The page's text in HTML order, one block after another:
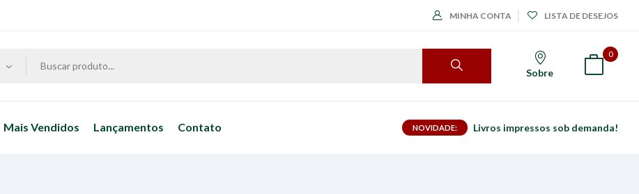
MINHA CONTA LISTA DE DESEJOS
Sobre
0
Mais Vendidos Lançamentos Contato NOVIDADE: Livros impressos sob demanda!